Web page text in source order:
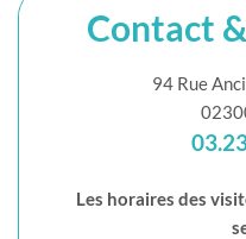
Contact
94 Rue
Les horaires des